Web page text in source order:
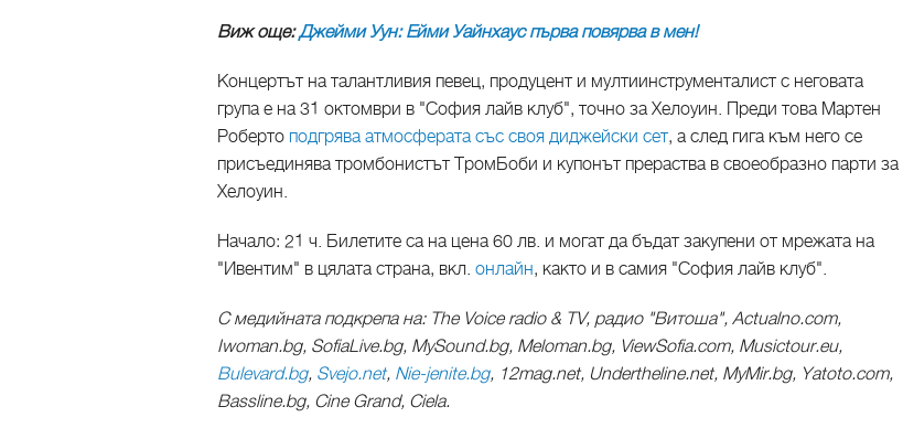
Виж още:Джейми Уун: Ейми Уайнхаус първа повярва в мен!
Концертът на талантливия певец, продуцент и мултиинструменталист с неговата
група е на 31 октомври в "София лайв клуб", точно за Хелоуин. Преди това Мартен
Роберто подгрява атмосферата със своя диджейски сет, а след гига към него се
присъединява тромбонистът ТромБоби и купонът прераства в своеобразно парти за
Хелоуин.
Начало: 21 ч. Билетите са на цена 60 лв. и могат да бъдат закупени от мрежата на
"Ивентим" в цялата страна, вкл. онлайн, както и в самия "София лайв клуб".
С медийната подкрепа на: The Voice radio & TV, радио "Витоша", Actualno.com,
Iwoman.bg, SofiaLive.bg, MySound.bg, Meloman.bg, ViewSofia.com, Musictour.eu,
Bulevard.bg, Svejo.net, Nie-jenite.bg, 12mag.net, Undertheline.net, MyMir.bg, Yatoto.com,
Bassline.bg, Cine Grand, Ciela.